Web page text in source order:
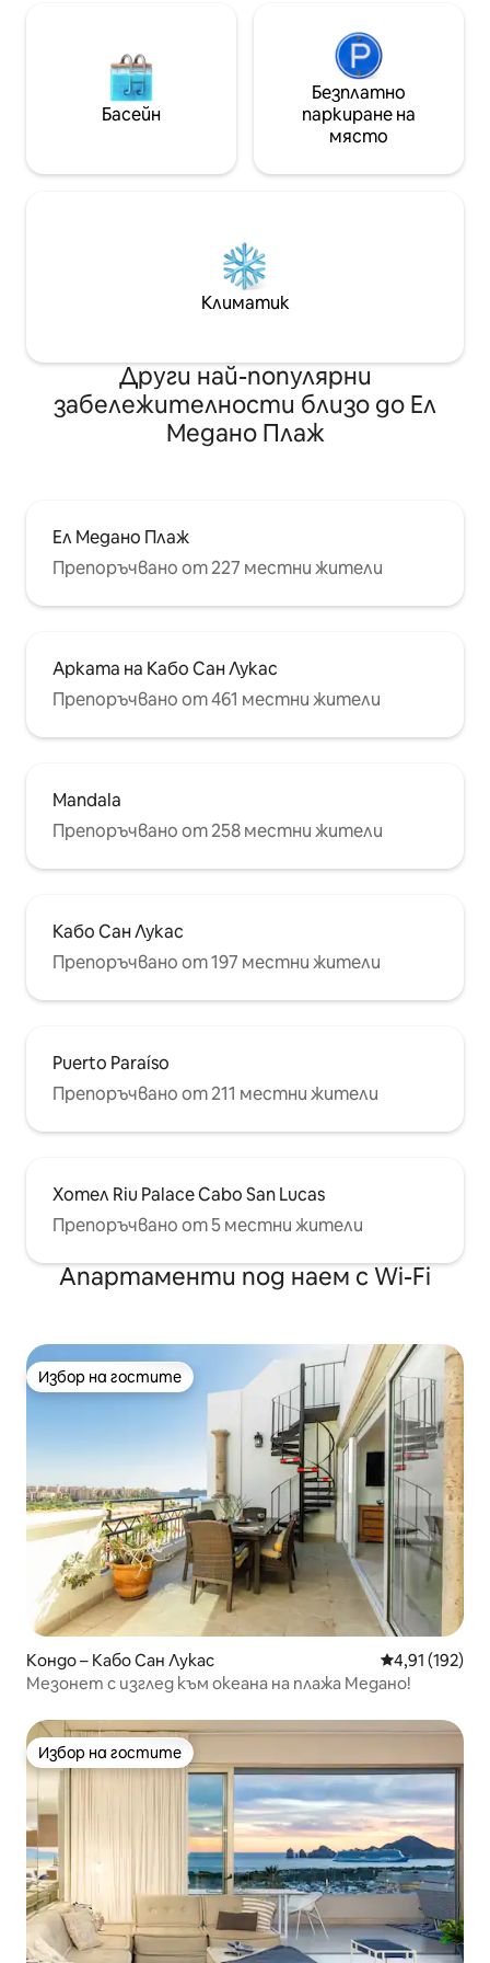
Басейн
Безплатно
паркиране на
място
Климатик
Други най-популярни
забележителности близо до Ел
Медано Плаж
Ел Медано Плаж
Препоръчвано от 227 местни жители
Арката на Кабо Сан Лукас
Препоръчвано от 461 местни жители
Mandala
Препоръчвано от 258 местни жители
Кабо Сан Лукас
Препоръчвано от 197 местни жители
Puerto Paraíso
Препоръчвано от 211 местни жители
Хотел Riu Palace Cabo San Lucas
Препоръчвано от 5 местни жители
Апартаменти под наем с Wi-Fi
Избор на гостите
Избор на гостите
Кондо – Кабо Сан Лукас Средна
4,91 (192)
Мезонет с изглед към океана на плажа Медано!
Избор на гостите
Избор на гостите